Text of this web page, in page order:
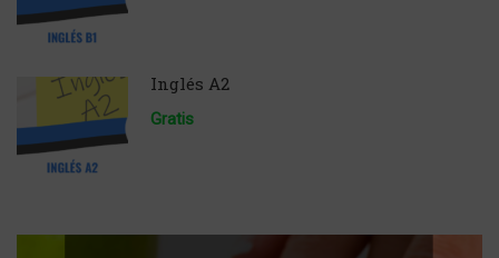
Inglés A2
Gratis